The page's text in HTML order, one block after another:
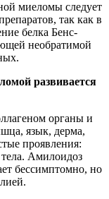
миеломы следует
так как в
белка Бенс-
необратимой
развивается
органы и
язык, дерма,
проявления:
Амилоидоз
бессимптомно, но